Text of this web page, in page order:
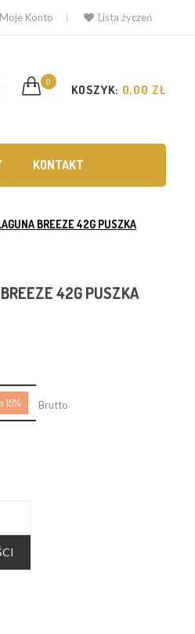
Moje Konto Lista życzeń
0
KOSZYK: 0,00 ZŁ
KONTAKT
BREEZE 42G PUSZKA
42G PUSZKA
15% Brutto